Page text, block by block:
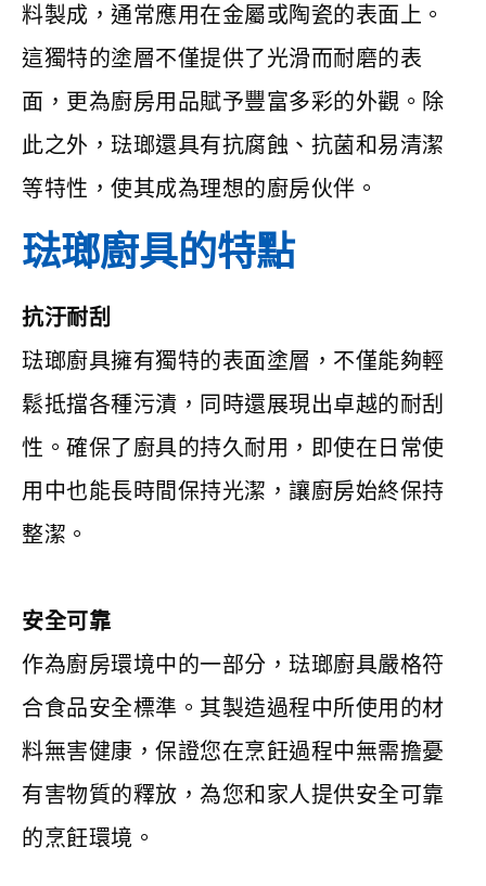
料製成，通常應用在金屬或陶瓷的表面上。
這獨特的塗層不僅提供了光滑而耐磨的表
面，更為廚房用品賦予豐富多彩的外觀。除
此之外，琺瑯還具有抗腐蝕、抗菌和易清潔
等特性，使其成為理想的廚房伙伴。
琺瑯廚具的特點
抗汙耐刮
琺瑯廚具擁有獨特的表面塗層，不僅能夠輕
鬆抵擋各種污漬，同時還展現出卓越的耐刮
性。確保了廚具的持久耐用，即使在日常使
用中也能長時間保持光潔，讓廚房始終保持
整潔。
安全可靠
作為廚房環境中的一部分，琺瑯廚具嚴格符
合食品安全標準。其製造過程中所使用的材
料無害健康，保證您在烹飪過程中無需擔憂
有害物質的釋放，為您和家人提供安全可靠
的烹飪環境。